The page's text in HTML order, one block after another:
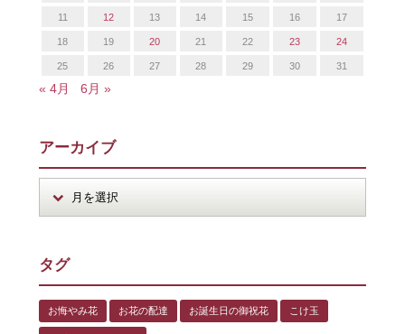
11 12 13 14 15 16 17
18 19 20 21 22 23 24
25 26 27 28 29 30 31
« 4月 6月 »
アーカイブ
タグ
お悔やみ花 お花の配達 お誕生日の御祝花 こけ玉